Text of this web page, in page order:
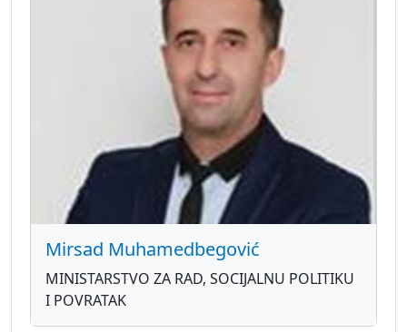
Mirsad Muhamedbegović
MINISTARSTVO ZA RAD, SOCIJALNU POLITIKU
I POVRATAK